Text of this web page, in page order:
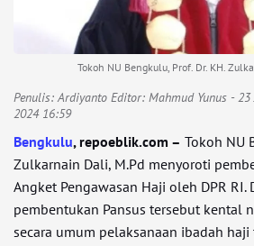
Tokoh NU Bengkulu, Prof. Dr. KH.
Penulis:Ardiyanto Editor: Mahmud Yunus - 23
2024 16:59
Bengkulu, repoeblik.com – Tokoh NU
Zulkarnain Dali, M.Pd menyoroti
Angket Pengawasan Haji oleh DPR RI.
pembentukan Pansus tersebut kental
secara umum pelaksanaan ibadah